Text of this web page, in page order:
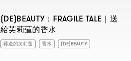
(DE)BEAUTY：FRAGILE TALE｜ 送
給芙莉蓮的香水
葬送的芙莉蓮 香水 (DE)BEAUTY